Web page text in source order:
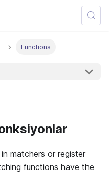
Functions
matchers or register
functions have the